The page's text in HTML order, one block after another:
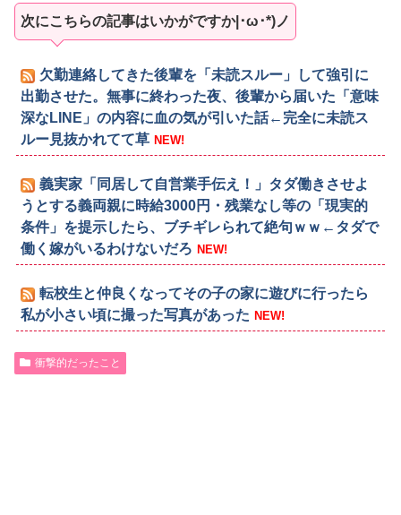
次にこちらの記事はいかがですか|･ω･*)ノ
欠勤連絡してきた後輩を「未読スルー」して強引に
出勤させた。無事に終わった夜、後輩から届いた「意味
深なLINE」の内容に血の気が引いた話←完全に未読ス
ルー見抜かれてて草 NEW!
義実家「同居して自営業手伝え！」タダ働きさせよ
うとする義両親に時給3000円・残業なし等の「現実的
条件」を提示したら、ブチギレられて絶句ｗｗ←タダで
働く嫁がいるわけないだろ NEW!
転校生と仲良くなってその子の家に遊びに行ったら
私が小さい頃に撮った写真があった NEW!
衝撃的だったこと